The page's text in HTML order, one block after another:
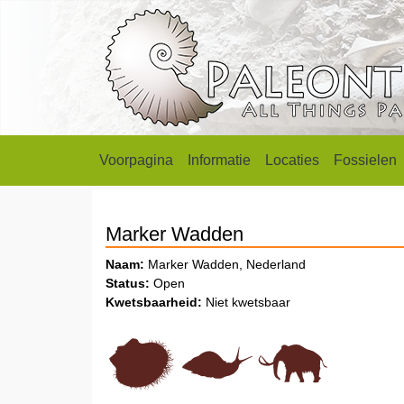
Voorpagina Informatie Locaties Fossielen
Marker Wadden
Naam: Marker Wadden, Nederland
Status: Open
Kwetsbaarheid: Niet kwetsbaar